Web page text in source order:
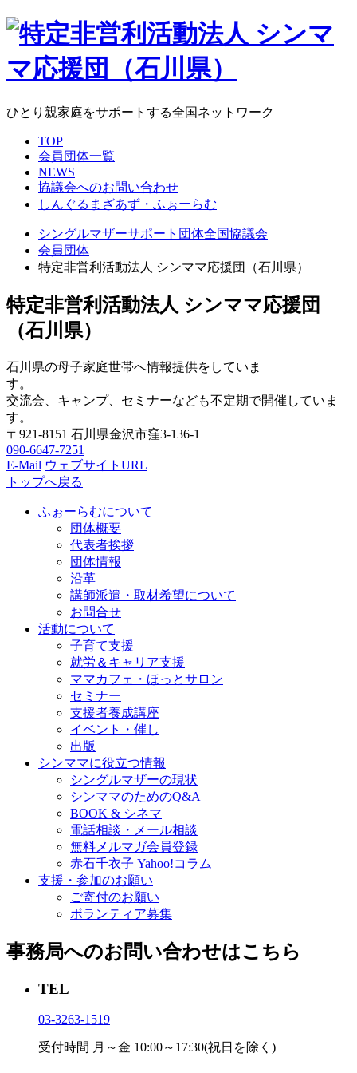
ひとり親家庭をサポートする全国ネットワーク
TOP
会員団体一覧
NEWS
協議会へのお問い合わせ
しんぐるまざあず・ふぉーらむ
シングルマザーサポート団体全国協議会
会員団体
特定非営利活動法人 シンママ応援団（石川県）
特定非営利活動法人 シンママ応援団
（石川県）
石川県の母子家庭世帯へ情報提供をしていま
す。
交流会、キャンプ、セミナーなども不定期で開催していま
す。
〒921-8151 石川県金沢市窪3-136-1
090-6647-7251
E-Mail ウェブサイトURL
トップへ戻る
ふぉーらむについて
団体概要
代表者挨拶
団体情報
沿革
講師派遣・取材希望について
お問合せ
活動について
子育て支援
就労＆キャリア支援
ママカフェ・ほっとサロン
セミナー
支援者養成講座
イベント・催し
出版
シンママに役立つ情報
シングルマザーの現状
シンママのためのQ&A
BOOK & シネマ
電話相談・メール相談
無料メルマガ会員登録
赤石千衣子 Yahoo!コラム
支援・参加のお願い
ご寄付のお願い
ボランティア募集
事務局へのお問い合わせはこちら
TEL
03-3263-1519
受付時間 月～金 10:00～17:30(祝日を除く)